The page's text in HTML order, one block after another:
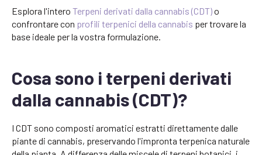
Esplora l'intero Terpeni derivati dalla cannabis (CDT)o
confrontare con profili terpenici della cannabis per trovare la
base ideale per la vostra formulazione.
Cosa sono i terpeni derivati
dalla cannabis (CDT)?
I CDT sono composti aromatici estratti direttamente dalle
piante di cannabis, preservando l'impronta terpenica naturale